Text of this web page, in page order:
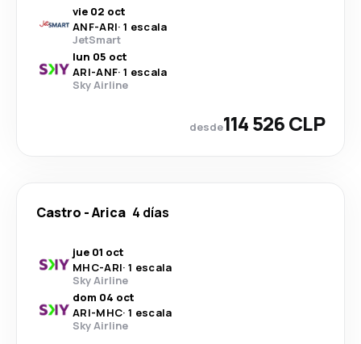
vie 02 oct
ANF-ARI· 1 escala
JetSmart
lun 05 oct
ARI-ANF· 1 escala
Sky Airline
desde114 526 CLP
Castro -Arica 4 días
jue 01 oct
MHC-ARI· 1 escala
Sky Airline
dom 04 oct
ARI-MHC· 1 escala
Sky Airline